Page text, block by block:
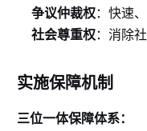
争议仲裁权：快速
社会尊重权：消除
实施保障机制
三位一体保障体系：